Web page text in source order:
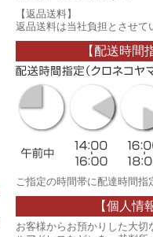
【返品送料】
返品送料は当社負担とさせて
【配送時間
ご指定の時間帯に配達時間指
【個人情
お客様からお預かりした大